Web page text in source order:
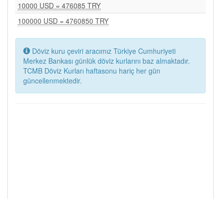
10000 USD = 476085 TRY
100000 USD = 4760850 TRY
Döviz kuru çeviri aracımız Türkiye Cumhuriyeti
Merkez Bankası günlük döviz kurlarını baz almaktadır.
TCMB Döviz Kurları haftasonu hariç her gün
güncellenmektedir.